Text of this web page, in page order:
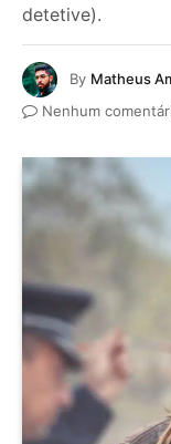
detetive).
By Matheus
Nenhum